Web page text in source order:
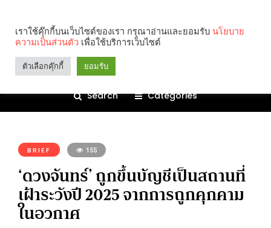
Search Categories
BRIEF 155
‘ดวงจันทร์’ ถูกขึ้นบัญชีเป็นสถานที่
เฝ้าระวังปี 2025 จากการถูกคุกคาม
ในอวกาศ
เราใช้คุ๊กกี้บนเว็บไซต์ของเรา กรุณาอ่านและยอมรับ นโยบาย
ความเป็นส่วนตัว เพื่อใช้บริการเว็บไซต์
ตัวเลือกคุ๊กกี้ ยอมรับ